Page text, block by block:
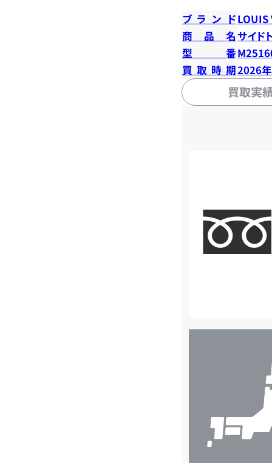
ブランドLOUIS
商品名 サイド
型番
買取時期2026
買取実